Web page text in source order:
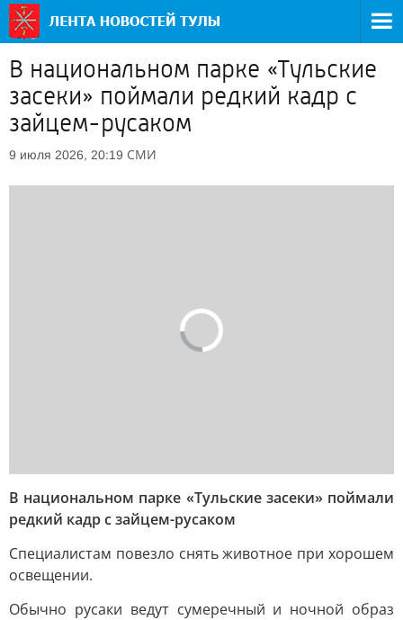
В национальном парке «Тульские
засеки» поймали редкий кадр с
зайцем-русаком
9 июля 2026, 20:19 СМИ
В национальном парке «Тульские засеки» поймали
редкий кадр с зайцем-русаком
Специалистам повезло снять животное при хорошем
освещении.
Обычно русаки ведут сумеречный и ночной образ